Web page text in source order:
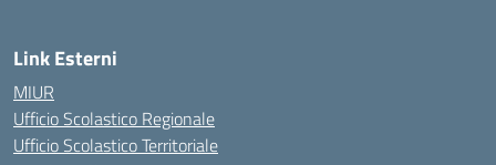
Link Esterni
MIUR
Ufficio Scolastico Regionale
Ufficio Scolastico Territoriale